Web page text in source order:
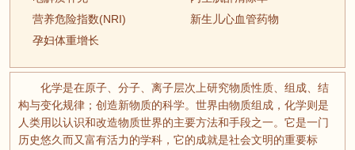
营养危险指数(NRI)
新生儿心血管药物
孕妇体重增长
化学是在原子、分子、离子层次上研究物质性质、组成、结
构与变化规律；创造新物质的科学。世界由物质组成，化学则是
人类用以认识和改造物质世界的主要方法和手段之一。它是一门
历史悠久而又富有活力的学科，它的成就是社会文明的重要标